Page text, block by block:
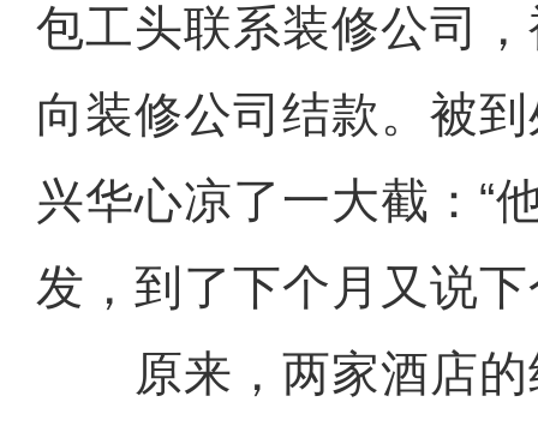
包工头联系装修公司
向装修公司结款。被到
兴华心凉了一大截：“
发，到了下个月又说下
原来，两家酒店的